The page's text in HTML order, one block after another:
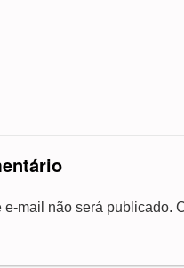
e-mail não será publicado.